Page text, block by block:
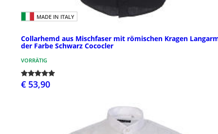
MADE IN ITALY
Collarhemd aus Mischfaser mit römischen Kragen
der Farbe Schwarz Cococler
VORRÄTIG
€ 53,90